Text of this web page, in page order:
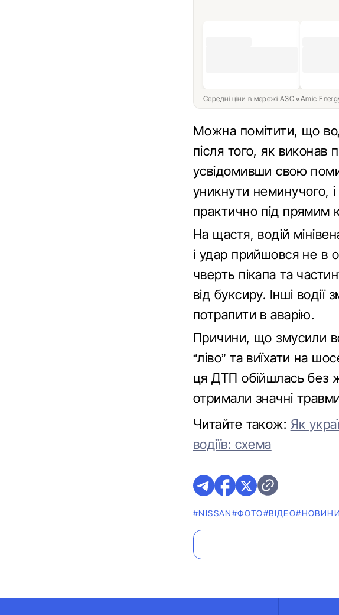
Середні ціни в мережі АЗС «Amic
Можна помітити, що
після того, як виконав
усвідомивши свою
уникнути неминучого, і
практично під прямим
На щастя, водій
і удар прийшовся не в
чверть пікапа та
від буксиру. Інші
потрапити в аварію.
Причини, що змусили
“ліво” та виїхати на
ця ДТП обійшлась без
отримали значні
Читайте також: Як
водіїв: схема
#NISSAN#ФОТО#ВІДЕО